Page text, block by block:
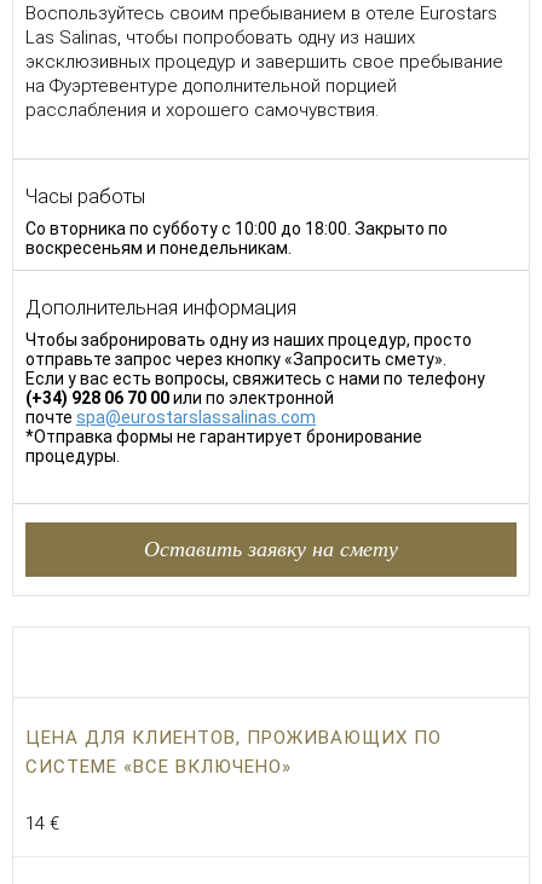
Воспользуйтесь своим пребыванием в отеле Eurostars
Las Salinas, чтобы попробовать одну из наших
эксклюзивных процедур и завершить свое пребывание
на Фуэртевентуре дополнительной порцией
расслабления и хорошего самочувствия.
Часы работы
Со вторника по субботу с 10:00 до 18:00. Закрыто по
воскресеньям и понедельникам.
Дополнительная информация
Чтобы забронировать одну из наших процедур, просто
отправьте запрос через кнопку «Запросить смету».
Если у вас есть вопросы, свяжитесь с нами по телефону
(+34) 928 06 70 00или по электронной
почте spa@eurostarslassalinas.com
*Отправка формы не гарантирует бронирование
процедуры.
Оставить заявку на смету
ЦЕНА ДЛЯ КЛИЕНТОВ, ПРОЖИВАЮЩИХ ПО
СИСТЕМЕ «ВСЕ ВКЛЮЧЕНО»
14 €